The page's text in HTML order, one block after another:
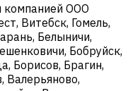
компанией ООО
Витебск, Гомель,
Белыничи,
Бобруйск,
Борисов, Брагин,
Валерьяново,